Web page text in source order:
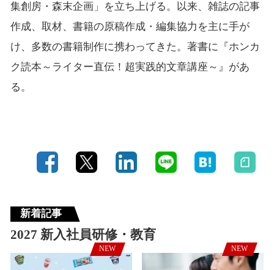
集創房・森末企画」を立ち上げる。以来、雑誌の記事
作成、取材、書籍の原稿作成・編集協力を主に手が
け、多数の書籍制作に携わってきた。著書に『ホンカ
ク読本～ライター直伝！超実践的文章講座～』があ
る。
新着記事
2027 新入社員研修・教育
NEW NEW